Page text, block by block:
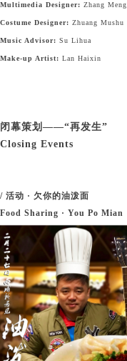
Multimedia Designer: Zhang Meng
Costume Designer: Zhuang Mushu
Music Advisor: Su Lihua
Make-up Artist: Lan Haixin
闭幕策划——“再发生”
Closing Events
/ 活动 · 欠你的油泼面
Food Sharing · You Po Mian